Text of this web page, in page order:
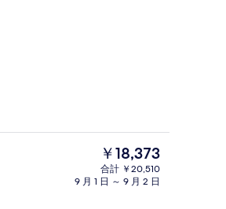
外観の詳細
現
在
の
￥18,373
合計 ￥20,510
9 月 1 日 ～ 9 月 2 日